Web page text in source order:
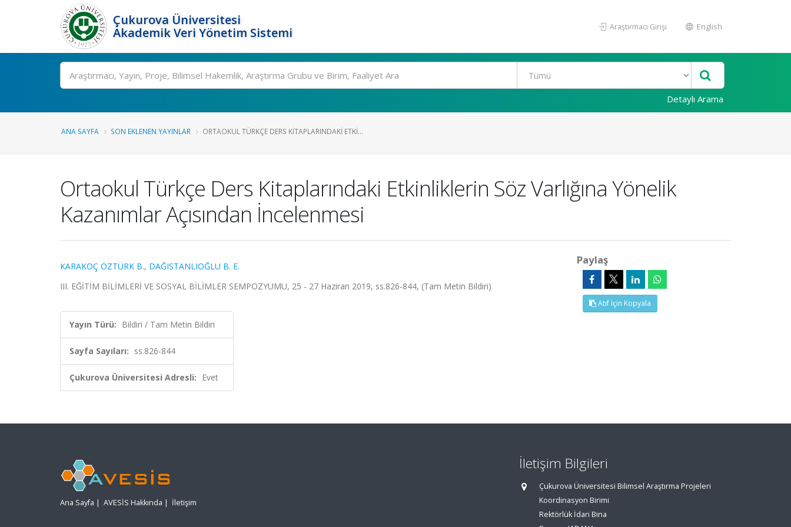
Çukurova Üniversitesi
Akademik Veri Yönetim Sistemi
Araştırmacı Girişi English
Ara
Detaylı Arama
ANA SAYFA SON EKLENEN YAYINLAR ORTAOKUL TÜRKÇE DERS KITAPLARINDAKI ETKI...
Ortaokul Türkçe Ders Kitaplarındaki Etkinliklerin Söz Varlığına Yönelik
Kazanımlar Açısından İncelenmesi
KARAKOÇ ÖZTÜRK B., DAĞISTANLIOĞLU B. E.
III. EĞİTİM BİLİMLERİ VE SOSYAL BİLİMLER SEMPOZYUMU, 25 - 27 Haziran 2019, ss.826-844, (Tam Metin Bildiri)
Yayın Türü: Bildiri / Tam Metin Bildiri
Sayfa Sayıları: ss.826-844
Çukurova Üniversitesi Adresli: Evet
Paylaş
Atıf İçin Kopyala
Ana Sayfa | AVESİS Hakkında | İletişim
İletişim Bilgileri
Çukurova Üniversitesi Bilimsel Araştırma Projeleri
Koordinasyon Birimi
Rektörlük İdari Bina